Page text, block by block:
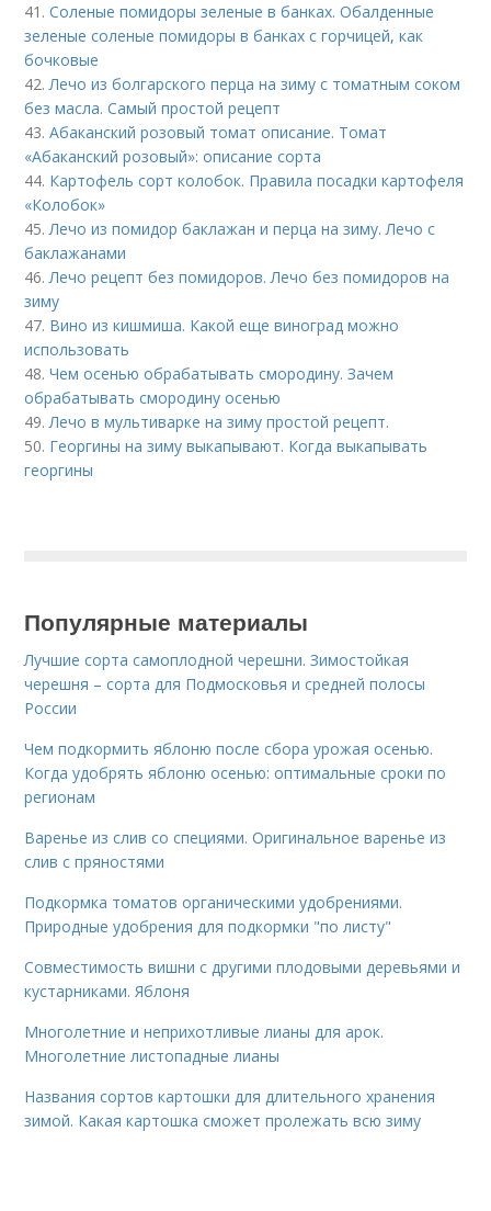
41.Соленые помидоры зеленые в банках. Обалденные
зеленые соленые помидоры в банках с горчицей, как
бочковые
42.Лечо из болгарского перца на зиму с томатным соком
без масла. Самый простой рецепт
43.Абаканский розовый томат описание. Томат
«Абаканский розовый»: описание сорта
44. Картофель сорт колобок. Правила посадки картофеля
«Колобок»
45.Лечо из помидор баклажан и перца на зиму. Лечо с
баклажанами
46.Лечо рецепт без помидоров. Лечо без помидоров на
зиму
47. Вино из кишмиша. Какой еще виноград можно
использовать
48.Чем осенью обрабатывать смородину. Зачем
обрабатывать смородину осенью
49.Лечо в мультиварке на зиму простой рецепт.
50. Георгины на зиму выкапывают. Когда выкапывать
георгины
Популярные материалы
Лучшие сорта самоплодной черешни. Зимостойкая
черешня – сорта для Подмосковья и средней полосы
России
Чем подкормить яблоню после сбора урожая осенью.
Когда удобрять яблоню осенью: оптимальные сроки по
регионам
Варенье из слив со специями. Оригинальное варенье из
слив с пряностями
Подкормка томатов органическими удобрениями.
Природные удобрения для подкормки "по листу"
Совместимость вишни с другими плодовыми деревьями и
кустарниками. Яблоня
Многолетние и неприхотливые лианы для арок.
Многолетние листопадные лианы
Названия сортов картошки для длительного хранения
зимой. Какая картошка сможет пролежать всю зиму